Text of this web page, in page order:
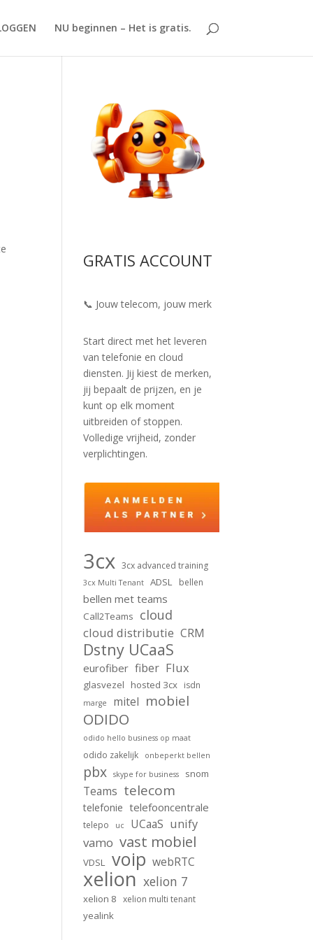
NU beginnen – Het is gratis.
GRATIS ACCOUNT
📞 Jouw telecom, jouw merk
Start direct met het leveren
van telefonie en cloud
diensten. Jij kiest de merken,
jij bepaalt de prijzen, en je
kunt op elk moment
uitbreiden of stoppen.
Volledige vrijheid, zonder
verplichtingen.
3cx 3cx advanced training
3cx Multi Tenant ADSL bellen
bellen met teams
Call2Teams cloud
cloud distributie CRM
Dstny UCaaS
eurofiber fiber Flux
glasvezel hosted 3cx isdn
marge mitel mobiel
ODIDO
odido hello business op maat
odido zakelijk onbeperkt bellen
pbx skype for business snom
Teams telecom
telefonie telefooncentrale
telepo uc UCaaS unify
vamo vast mobiel
VDSL voip webRTC
xelion xelion 7
xelion 8 xelion multi tenant
yealink